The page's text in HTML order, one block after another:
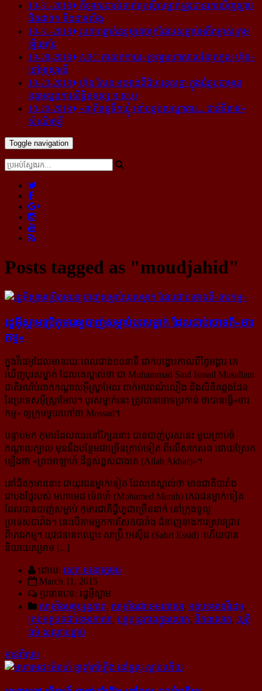
10-31-2018
កីឡាករ​បាល់ទាត់​ប្រេស៊ីល​ម្នាក់​ត្រូវ​បាន​រក​ឃើញ​ស្លាប់​
ជិត​ដាច់ក និង​ដាច់​លិង្គ
10-31-2018
រូបភាព​ធ្លាក់​ឧទ្ធម្ភាគចក្រ​ដែល​សម្លាប់​អតីត​ម្ចាស់​ក្រុម​
ឡីឆេស្ទ័រ
10-28-2018
ABC គាស់​កកាយ​«ទ្រព្យមហាសាល​នៃ​ត្រកូល ហ៊ុន»​
នៅ​អូស្ត្រាលី
10-23-2018
ហ៊ុន សែន អះអាង​ពី​ជំហរ​ខុស​គ្នា ក្នុង​ជំនួប​ជាមួយ​
ឧត្តម​ស្នងការ​សិទ្ធិ​មនុស្ស អ.ស.ប
10-20-2018
«រាត្រីចន្ទទឹកឃ្មុំ នៅបន្ទប់សណ្ឋាគារ... ជាន់ទី៣៥»
សំណើចខ្លី
Toggle navigation
Posts tagged as "moudjahid"
រដ្ឋអ៊ីស្លាម​ប្រើ​កុមារ​ឲ្យ​បាញ់​សម្លាប់​បុរស​ម្នាក់ ដែល​ជាប់​ចោទ​ពី​«ចារ
កម្ម»
ក្នុងវីដេអូដែលមានរយៈពេលជាង១០នាទី ដាក់បង្ហោះកាលពីថ្ងៃអង្គារ គេ
ឃើញបុរសម្នាក់ ដែលគេស្គាល់ថា ជា Muhammad Said Ismail Musallam
ជាតិអារ៉ាប់ពាក់កណ្ដាលអ៊ីស្ត្រាអែល ពាក់អាវពណ៌លឿង និងលិខិតឆ្លងដែន
នៃប្រទេស​អ៊ីស្ត្រាអែល។ បុរសម្នាក់នេះ ត្រូវបានចោទប្រកាន់ ថាបានធ្វើ«ចារ
កម្ម» ឲ្យក្រុមមួយហៅថា Mossad។
បន្ទាប់មក កុមារដែលឈរនៅក្បែរនោះ បានបាញ់បុរសនេះ មួយគ្រាប់ចំ
កណ្ដាលក្បាល មុននឹងបន្ថែមជាច្រើនគ្រាប់ទៀត ពីលើសាកសព ដោយស្រែក
ឡើងថា «ព្រះអាឡាហ៍ ដ៏ខ្ពស់ខ្ពស់ជាងគេ (Allah Akbar)»។
នៅជិតកុមារនោះ ជាយុវជនម្នាក់ទៀត ដែលគេស្គាល់ថា មានជាតិបារាំង
ជាបងថ្លៃរបស់ មហាមេដ ម៉េរាហ៍ (Mohamed Merah) ភេវរជនម្នាក់ទៀត
ដែលបានបាញ់សម្លាប់ កុមារជាតិជ្វីហ្វជាច្រើននាក់ នៅក្រុងទូលូ
ប្រទេសបារាំង។ នេះបើតាម​អ្នកការសែតបារាំង ជំនាញខាងការស្រាវជ្រាវ
ពីភេវរកម្ម។ យុវជននេះឈ្មោះ សាប៊្រី អេស៊ីដ (Sabri Essid) ហើយបាន​
និយាយគម្រាម [...]
ដោយ: សេក មនោរកុមារ
March 11, 2015
ប្រធានបទ: រដ្ឋអ៊ីស្លាម
សម្រាំងបច្ចុប្បន្នភាព, សម្រាំងជាខេមរភាសា, អត្ថបទមានវីដេអូ,
គ្រប់អត្ថបទជាខេមរភាសា, បច្ចុប្បន្នភាពក្នុងលោក, ពិភពលោក, យុត្តិ
ធម៌ សណ្ដាប់ធ្នាប់
អានពិស្ដារ